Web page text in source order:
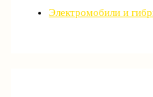
Электромобили и